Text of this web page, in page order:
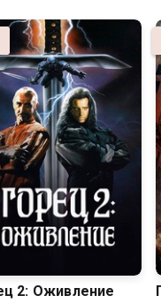
2: Оживление